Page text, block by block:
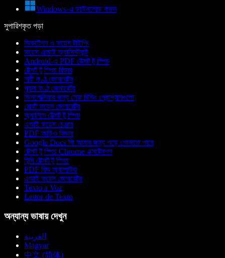
Windows-এ ডাউনলোড করুন
সুপারিশকৃত পড়া
ডিকটেশন ও ভয়েস টাইপিং
ভয়েস এআই অ্যাসিস্ট্যান্ট
Android-এ PDF টেক্সট টু স্পিচ
টেক্সট টু স্পিচ রিডার
নারী কণ্ঠ জেনারেটর
পুরুষ কণ্ঠ জেনারেটর
ডিসলেক্সিয়ার জন্য সেরা রিডিং প্রোগ্রামগুলো
রোবট ভয়েস জেনারেটর
অ্যানিমে টেক্সট টু স্পিচ
এআই ভয়েস চেঞ্জার
PDF অডিও রিডার
Google Docs কি আমার জন্য পড়ে শোনাতে পারে
টেক্সট টু স্পিচ Chrome এক্সটেনশন
হিন্দি টেক্সট টু স্পিচ
PDF রিড অ্যালাউড
এআই ভয়েস জেনারেটর
Texto a Voz
Leitor de Texto
অন্যান্য ভাষায় দেখুন
العربية
Magyar
中文 (简体)